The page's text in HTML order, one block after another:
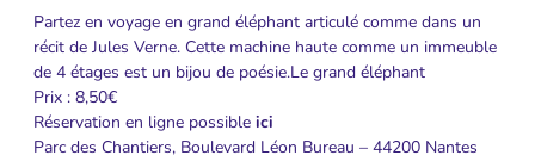
Partez en voyage en grand éléphant articulé comme dans un
récit de Jules Verne. Cette machine haute comme un immeuble
de 4 étages est un bijou de poésie.Le grand éléphant
Prix : 8,50€
Réservation en ligne possible ici
Parc des Chantiers, Boulevard Léon Bureau – 44200 Nantes